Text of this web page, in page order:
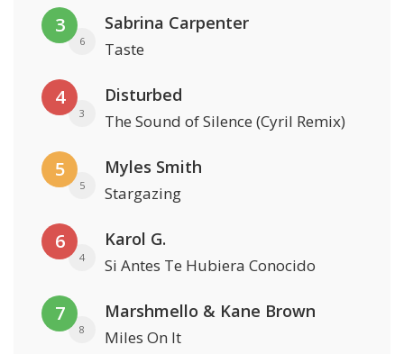
3
6
Sabrina Carpenter
Taste
4
3
Disturbed
The Sound of Silence (Cyril Remix)
5
5
Myles Smith
Stargazing
6
4
Karol G.
Si Antes Te Hubiera Conocido
7
8
Marshmello & Kane Brown
Miles On It